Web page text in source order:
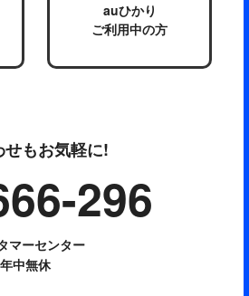
auひかり
ご利用中の方
もお気軽に!
296
マーセンター
中無休